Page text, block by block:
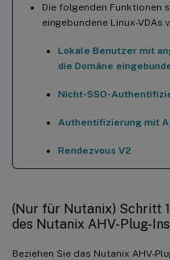
Die folgenden Funktionen
eingebundene Linux-VDAs
Lokale Benutzer mit
die Domäne
Nicht-SSO-
Authentifizierung mit
Rendezvous V2
(Nur für Nutanix) Schritt
des Nutanix AHV-Plug-Ins
Beziehen Sie das Nutanix AHV-